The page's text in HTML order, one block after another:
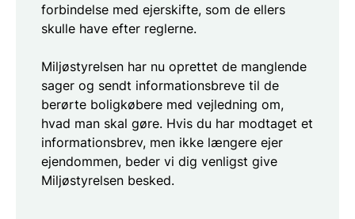
forbindelse med ejerskifte, som de ellers
skulle have efter reglerne.
Miljøstyrelsen har nu oprettet de manglende
sager og sendt informationsbreve til de
berørte boligkøbere med vejledning om,
hvad man skal gøre. Hvis du har modtaget et
informationsbrev, men ikke længere ejer
ejendommen, beder vi dig venligst give
Miljøstyrelsen besked.